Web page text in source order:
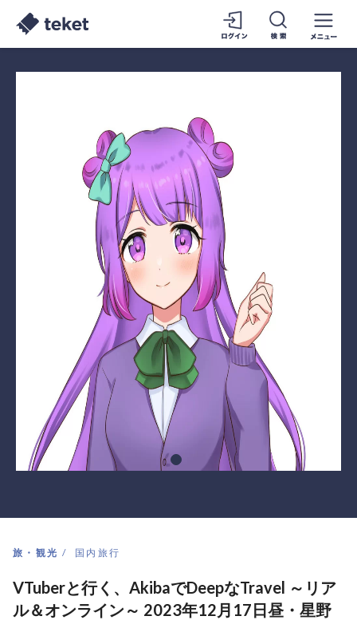
旅・観光 国内旅行
VTuberと行く、AkibaでDeepなTravel ～リア
ル＆オンライン～ 2023年12月17日昼・星野